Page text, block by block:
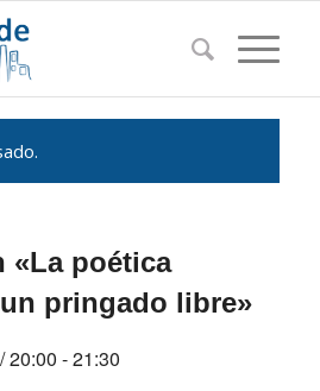
«La poética
pringado libre»
20:00 -21:30